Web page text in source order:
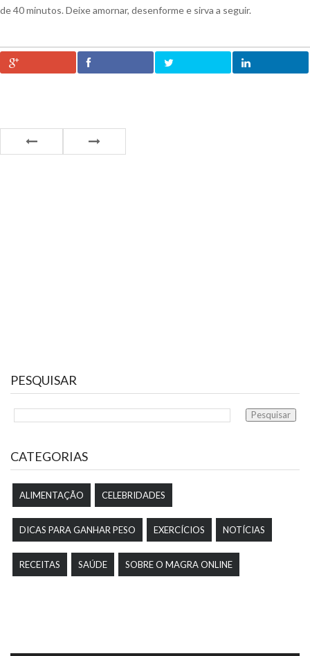
de 40 minutos. Deixe amornar, desenforme e sirva a seguir.
PESQUISAR
CATEGORIAS
ALIMENTAÇÃO CELEBRIDADES
DICAS PARA GANHAR PESO EXERCÍCIOS NOTÍCIAS
RECEITAS SAÚDE SOBRE O MAGRA ONLINE